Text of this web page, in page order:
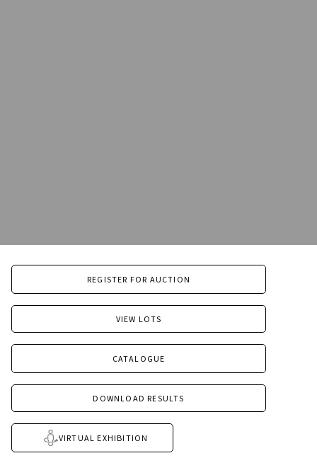
REGISTER FOR AUCTION
VIEW LOTS
CATALOGUE
DOWNLOAD RESULTS
VIRTUAL EXHIBITION